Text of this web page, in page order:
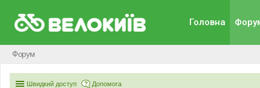
Головна
Форум
Швидкий доступ Допомога